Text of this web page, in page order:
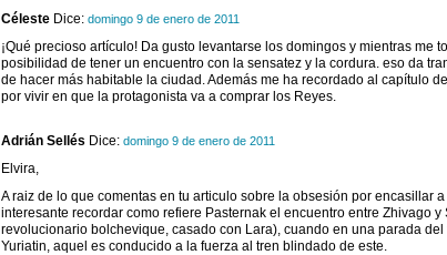
Céleste Dice: domingo 9 de enero de 2011
¡Qué precioso artículo! Da gusto levantarse los domingos y mientras me
posibilidad de tener un encuentro con la sensatez y la cordura. eso da
de hacer más habitable la ciudad. Además me ha recordado al capítulo
por vivir en que la protagonista va a comprar los Reyes.
Adrián Sellés Dice: domingo 9 de enero de 2011
Elvira,
A raiz de lo que comentas en tu articulo sobre la obsesión por encasillar
interesante recordar como refiere Pasternak el encuentro entre Zhivago y
revolucionario bolchevique, casado con Lara), cuando en una parada del
Yuriatin, aquel es conducido a la fuerza al tren blindado de este.